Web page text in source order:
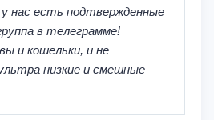
нас есть подтвержденные
в телеграмме!
и кошельки, и не
низкие и смешные